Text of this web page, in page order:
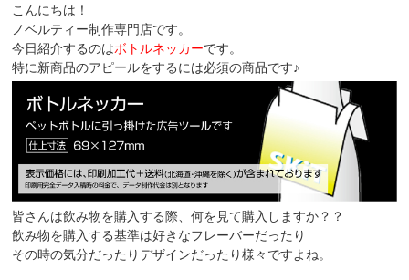
こんにちは！
ノベルティー制作専門店です。
今日紹介するのはボトルネッカーです。
特に新商品のアピールをするには必須の商品です♪
皆さんは飲み物を購入する際、何を見て購入しますか？？
飲み物を購入する基準は好きなフレーバーだったり
その時の気分だったりデザインだったり様々ですよね。